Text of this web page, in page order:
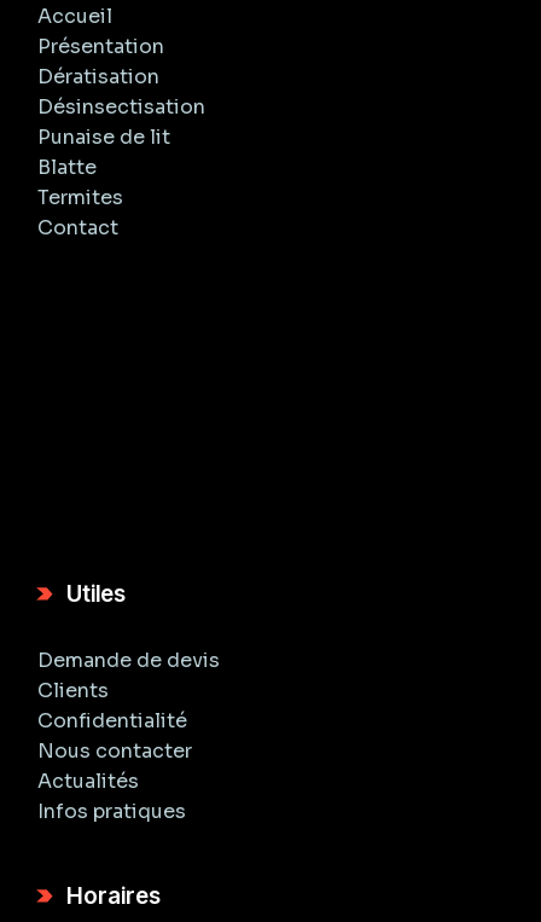
Accueil
Présentation
Dératisation
Désinsectisation
Punaise de lit
Blatte
Termites
Contact
Utiles
Demande de devis
Clients
Confidentialité
Nous contacter
Actualités
Infos pratiques
Horaires